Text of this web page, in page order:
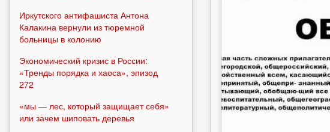
Иркутского антифашиста Антона
Калакина вернули из тюремной
больницы в колонию
Экономический кризис в России:
«Тренды порядка и хаоса», эпизод
272
«мы — лес, который защищает себя»
или зачем шиповать деревья